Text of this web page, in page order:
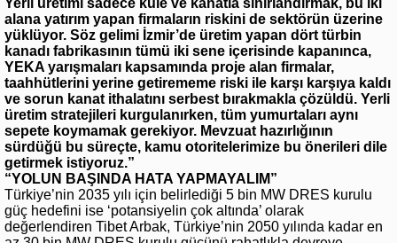
alana yatırım yapan firmaların riskini de sektörün üzerine
yüklüyor. Söz gelimi İzmir’de üretim yapan dört türbin
kanadı fabrikasının tümü iki sene içerisinde kapanınca,
YEKA yarışmaları kapsamında proje alan firmalar,
taahhütlerini yerine getirememe riski ile karşı karşıya kaldı
ve sorun kanat ithalatını serbest bırakmakla çözüldü. Yerli
üretim stratejileri kurgulanırken, tüm yumurtaları aynı
sepete koymamak gerekiyor. Mevzuat hazırlığının
sürdüğü bu süreçte, kamu otoritelerimize bu önerileri dile
getirmek istiyoruz.”
“YOLUN BAŞINDA HATA YAPMAYALIM”
Türkiye’nin 2035 yılı için belirlediği 5 bin MW DRES kurulu
güç hedefini ise ‘potansiyelin çok altında’ olarak
değerlendiren Tibet Arbak, Türkiye’nin 2050 yılında kadar en